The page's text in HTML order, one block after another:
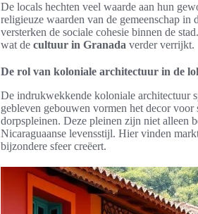
De locals hechten veel waarde aan hun
religieuze waarden van de gemeenschap in
versterken de sociale cohesie binnen de
wat de cultuur in Granada verder verrijkt.
De rol van koloniale architectuur in de
De indrukwekkende koloniale architectuur
gebleven gebouwen vormen het decor
dorpspleinen. Deze pleinen zijn niet alleen
Nicaraguaanse levensstijl. Hier vinden
bijzondere sfeer creëert.